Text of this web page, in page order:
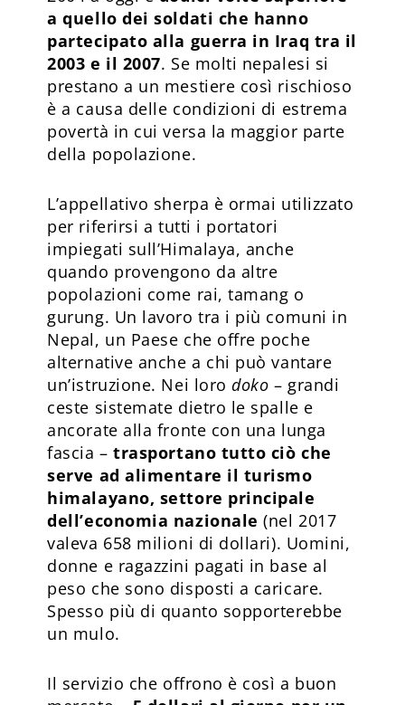
a quello dei soldati che hanno
partecipato alla guerra in Iraq tra il
2003 e il 2007. Se molti nepalesi si
prestano a un mestiere così rischioso
è a causa delle condizioni di estrema
povertà in cui versa la maggior parte
della popolazione.
L’appellativo sherpa è ormai utilizzato
per riferirsi a tutti i portatori
impiegati sull’Himalaya, anche
quando provengono da altre
popolazioni come rai, tamang o
gurung. Un lavoro tra i più comuni in
Nepal, un Paese che offre poche
alternative anche a chi può vantare
un’istruzione. Nei lorodoko – grandi
ceste sistemate dietro le spalle e
ancorate alla fronte con una lunga
fascia –trasportano tutto ciò che
serve ad alimentare il turismo
himalayano, settore principale
dell’economia nazionale (nel 2017
valeva 658 milioni di dollari). Uomini,
donne e ragazzini pagati in base al
peso che sono disposti a caricare.
Spesso più di quanto sopporterebbe
un mulo.
Il servizio che offrono è così a buon